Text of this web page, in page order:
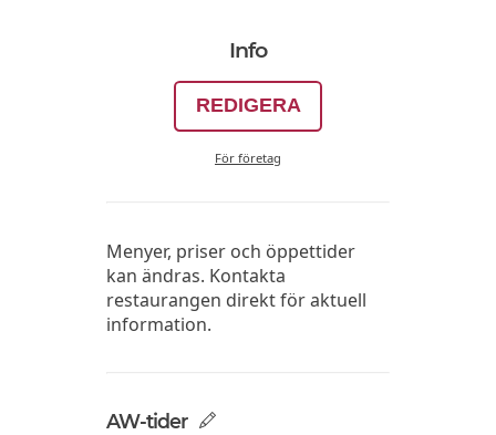
Info
REDIGERA
För företag
Menyer, priser och öppettider
kan ändras. Kontakta
restaurangen direkt för aktuell
information.
AW-tider